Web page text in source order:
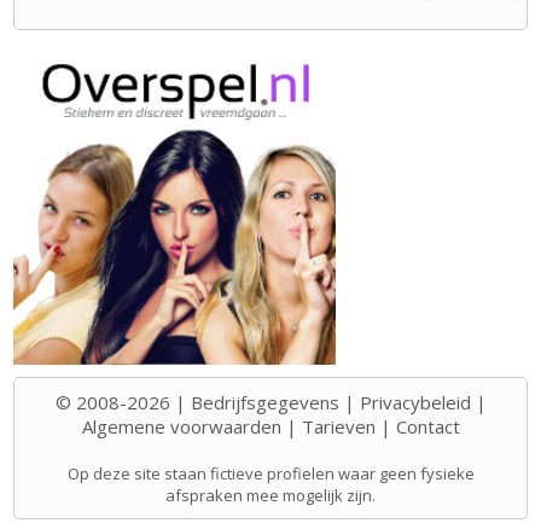
© 2008-2026 | Bedrijfsgegevens | Privacybeleid |
Algemene voorwaarden | Tarieven | Contact
Op deze site staan fictieve profielen waar geen fysieke
afspraken mee mogelijk zijn.